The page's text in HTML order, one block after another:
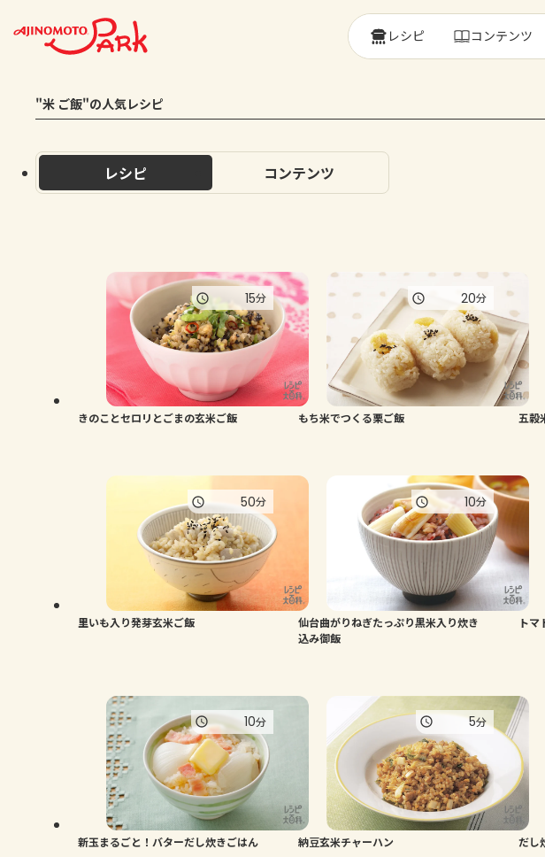
レシピ コンテンツ
"米 ご飯"の人気レシピ
レシピ コンテンツ
きのことセロリとごまの玄米ご飯
15分
もち米でつくる栗ご飯
20分
五穀
里いも入り発芽玄米ご飯
50分
仙台曲がりねぎたっぷり黒米入り炊き
込み御飯
10分
トマ
新玉まるごと！バターだし炊きごはん
10分
納豆玄米チャーハン
5分
だし